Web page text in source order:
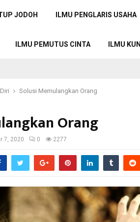
JODOH ILMU PENGLARIS USAHA
ILMU PEMUTUS CINTA ILMU
Solusi Memulangkan Orang
Orang
7, 2020 0 2277